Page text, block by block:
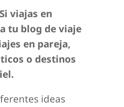
Si viajas en
tu blog de viaje
en pareja,
o destinos
ideas